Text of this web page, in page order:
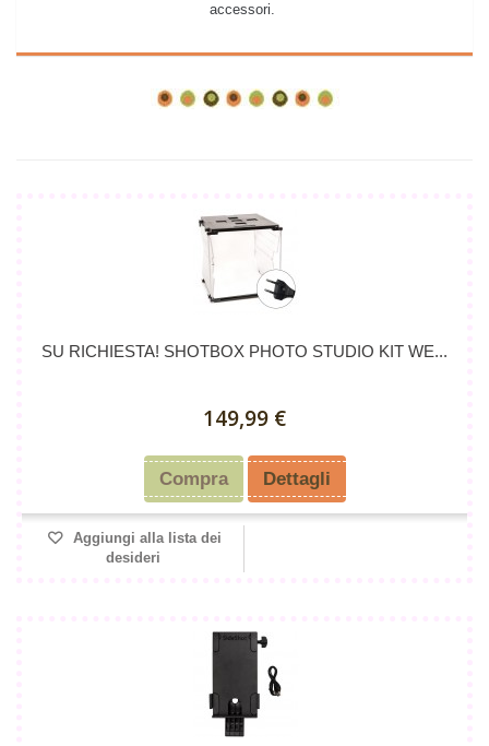
accessori.
SU RICHIESTA! SHOTBOX PHOTO STUDIO KIT WE...
149,99 €
Compra Dettagli
Aggiungi alla lista dei
desideri